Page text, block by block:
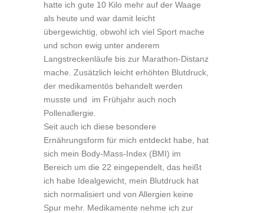
hatte ich gute 10 Kilo mehr auf der Waage
als heute und war damit leicht
übergewichtig, obwohl ich viel Sport mache
und schon ewig unter anderem
Langstreckenläufe bis zur Marathon-Distanz
mache. Zusätzlich leicht erhöhten Blutdruck,
der medikamentös behandelt werden
musste und im Frühjahr auch noch
Pollenallergie.
Seit auch ich diese besondere
Ernährungsform für mich entdeckt habe, hat
sich mein Body-Mass-Index (BMI) im
Bereich um die 22 eingependelt, das heißt
ich habe Idealgewicht, mein Blutdruck hat
sich normalisiert und von Allergien keine
Spur mehr. Medikamente nehme ich zur